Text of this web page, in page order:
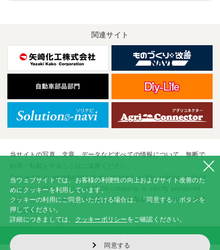
関連サイト
当サイトの写真、文章、データなどすべての情報について、無断で
Any usage or reproduction of any material on this website, without
the prior written permission of the company, is strictly prohibited.
未經本公司許可、任何人不得擅自使用或複製本網站的圖片、文章或
任何内容。
©2001 Yazaki Kako Corporation
当ウェブサイトでは、お客様の利便性の向上およびサイト改善のた
めにクッキーを利用しています。
クッキーの利用にご同意いただける場合は、「同意する」ボタンを
押してください。
詳細につきましては、 クッキーポリシー をご確認ください。
同意する